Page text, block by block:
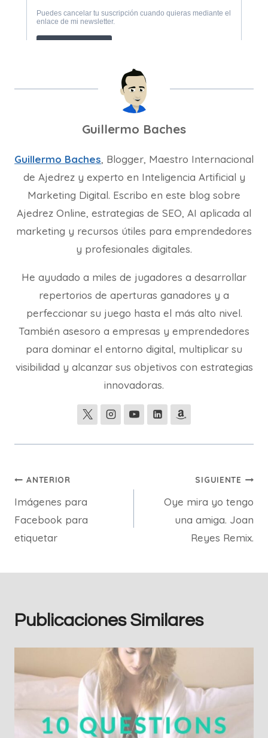
Guillermo Baches
Guillermo Baches, Blogger, Maestro Internacional
de Ajedrez y experto en Inteligencia Artificial y
Marketing Digital. Escribo en este blog sobre
Ajedrez Online, estrategias de SEO, AI aplicada al
marketing y recursos útiles para emprendedores
y profesionales digitales.
He ayudado a miles de jugadores a desarrollar
repertorios de aperturas ganadores y a
perfeccionar su juego hasta el más alto nivel.
También asesoro a empresas y emprendedores
para dominar el entorno digital, multiplicar su
visibilidad y alcanzar sus objetivos con estrategias
innovadoras.
Navegación
de
entradas
ANTERIOR
Imágenes para
Facebook para
etiquetar
SIGUIENTE
Oye mira yo tengo
una amiga. Joan
Reyes Remix.
Publicaciones Similares